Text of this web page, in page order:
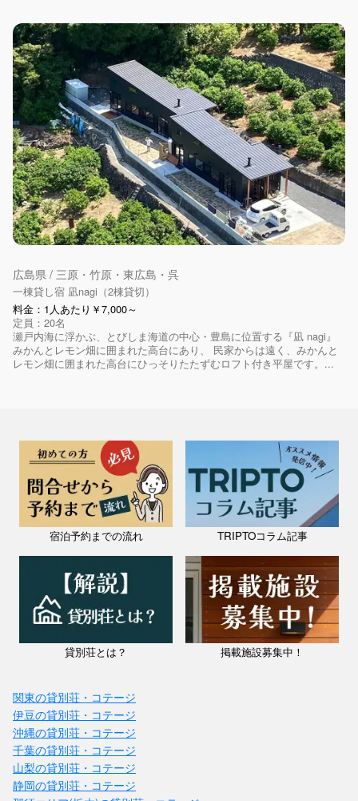
広島県 / 三原・竹原・東広島・呉
一棟貸し宿 凪nagi（2棟貸切）
料金：1人あたり￥7,000～
定員：20名
瀬戸内海に浮かぶ、とびしま海道の中心・豊島に位置する『凪 nagi』
みかんとレモン畑に囲まれた高台にあり、 民家からは遠く、みかんと
レモン畑に囲まれた高台にひっそりたたずむロフト付き平屋です。...
宿泊予約までの流れ TRIPTOコラム記事
貸別荘とは？ 掲載施設募集中！
関東の貸別荘・コテージ
伊豆の貸別荘・コテージ
沖縄の貸別荘・コテージ
千葉の貸別荘・コテージ
山梨の貸別荘・コテージ
静岡の貸別荘・コテージ